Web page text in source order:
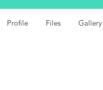
Profile Files Gallery